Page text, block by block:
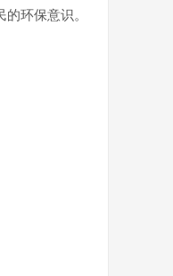
环保意识。